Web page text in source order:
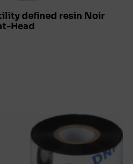
defined resin Noir
Head